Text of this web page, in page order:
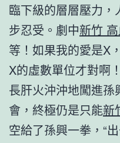
臨下級的層層壓力
步忍受。劇中新竹
等！如果我的愛是X
X的虛數單位才對啊
長肝火沖沖地闖進孫
會，終極仍是只能新
空給了孫興一拳，“